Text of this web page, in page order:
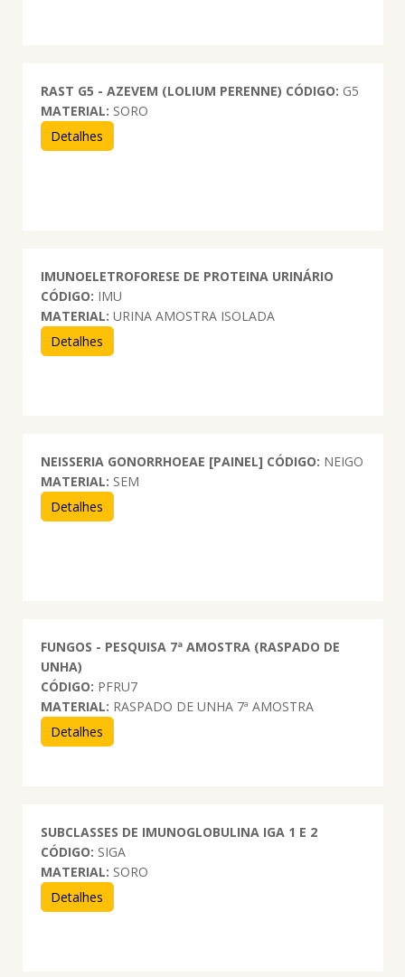
RAST G5 - AZEVEM (LOLIUM PERENNE) CÓDIGO: G5
MATERIAL: SORO
Detalhes
IMUNOELETROFORESE DE PROTEINA URINÁRIO
CÓDIGO: IMU
MATERIAL: URINA AMOSTRA ISOLADA
Detalhes
NEISSERIA GONORRHOEAE [PAINEL] CÓDIGO: NEIGO
MATERIAL: SEM
Detalhes
FUNGOS - PESQUISA 7ª AMOSTRA (RASPADO DE
UNHA)
CÓDIGO: PFRU7
MATERIAL: RASPADO DE UNHA 7ª AMOSTRA
Detalhes
SUBCLASSES DE IMUNOGLOBULINA IGA 1 E 2
CÓDIGO: SIGA
MATERIAL: SORO
Detalhes